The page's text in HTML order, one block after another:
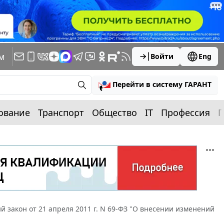
Войти Eng
Перейти в систему ГАРАНТ
Транспорт Общество IT Профессия
закон от 21 апреля 2011 г. N 69-ФЗ "О внесении изменений